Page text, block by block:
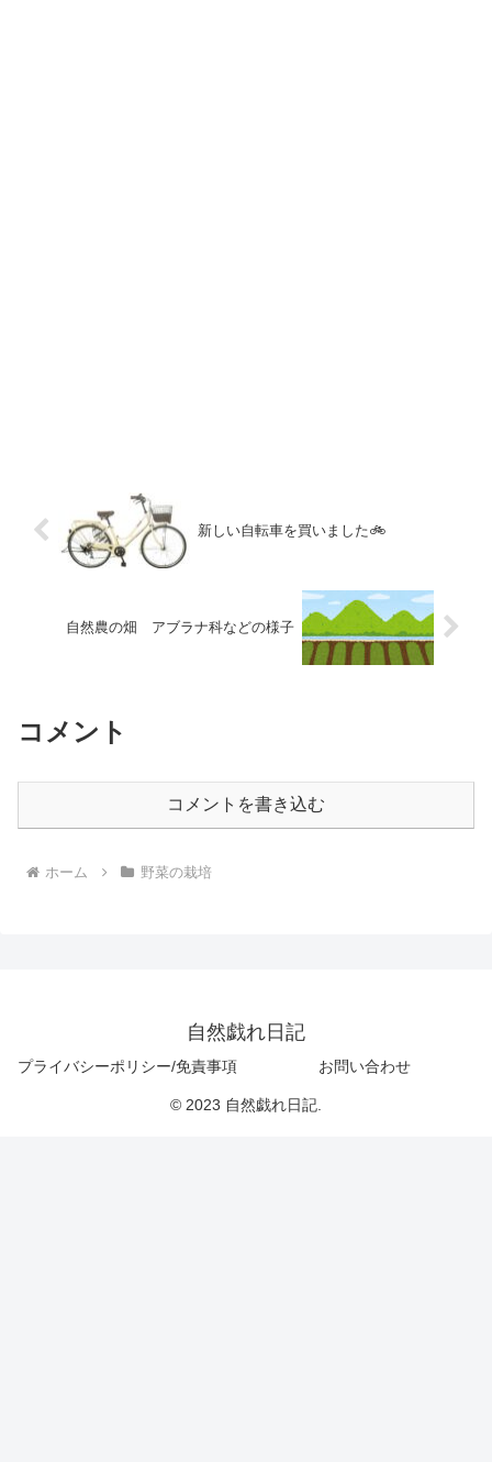
新しい自転車を買いました🚲
自然農の畑 アブラナ科などの様子
コメント
コメントを書き込む
ホーム 野菜の栽培
自然戯れ日記
プライバシーポリシー/免責事項 お問い合わせ
© 2023 自然戯れ日記.